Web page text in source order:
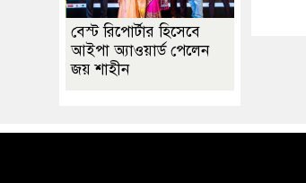
বেস্ট রিপোর্টার হিসেবে
আইপা অ্যাওয়ার্ড পেলেন
জয় শাহীন